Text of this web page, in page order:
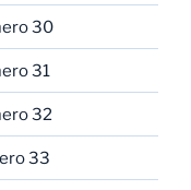
30
31
32
33